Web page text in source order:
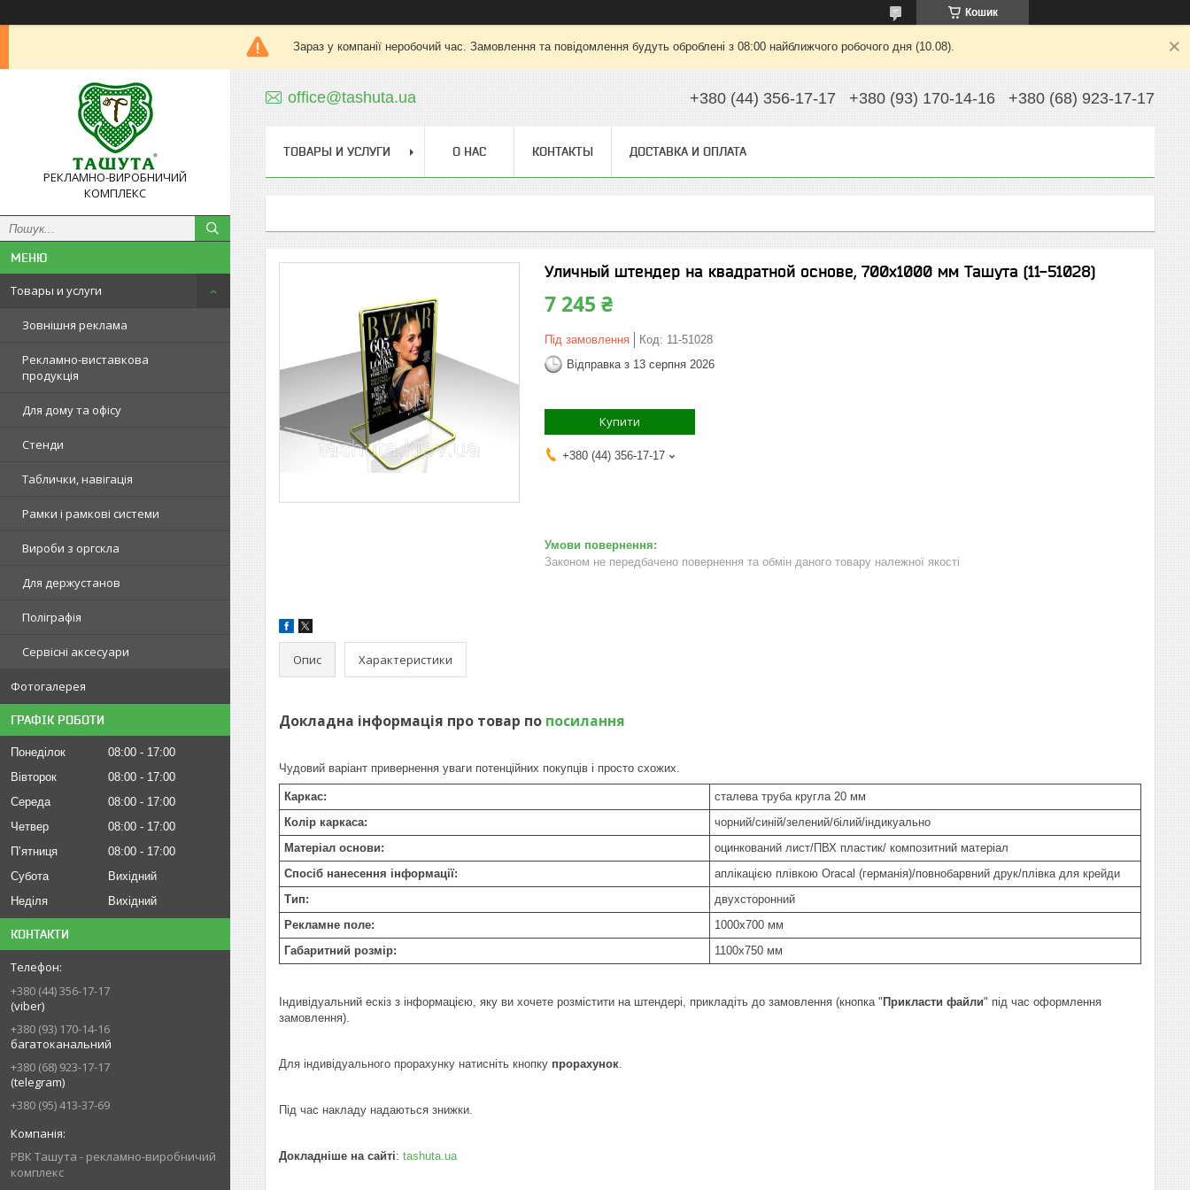
Кошик
Зараз у компанії неробочий час. Замовлення та повідомлення будуть оброблені з 08:00 найближчого робочого дня (10.08).
РЕКЛАМНО-ВИРОБНИЧИЙ
КОМПЛЕКС
Товары и услуги
Зовнішня реклама
Рекламно-виставкова
продукція
Для дому та офісу
Стенди
Таблички, навігація
Рамки і рамкові системи
Вироби з оргскла
Для держустанов
Поліграфія
Сервісні аксесуари
Фотогалерея
ГРАФІК РОБОТИ
Понеділок 08:00
17:00
Вівторок
08:00
17:00
Середа
08:00
17:00
Четвер
08:00
17:00
Пʼятниця
08:00
17:00
Субота
Вихідний
Неділя
Вихідний
КОНТАКТИ
+380 (44) 356-17-17
(viber)
+380 (93) 170-14-16
багатоканальний
+380 (68) 923-17-17
(telegram)
+380 (95) 413-37-69
РВК Ташута - рекламно-виробничий
комплекс
office@tashuta.ua +380 (44) 356-17-17 +380 (93) 170-14-16 +380 (68) 923-17-17
ТОВАРЫ И УСЛУГИ О НАС КОНТАКТЫ ДОСТАВКА И ОПЛАТА
Уличный штендер на квадратной основе, 700х1000 мм Ташута (11-51028)
7 245 ₴
Під замовлення Код: 11-51028
Відправка з 13 серпня 2026
Купити
+380 (44) 356-17-17
Законом не передбачено повернення та обмін даного товару належної якості
Опис Характеристики
Докладна інформація про товар по посилання
Чудовий варіант привернення уваги потенційних покупців і просто схожих.
Каркас:
сталева труба кругла 20 мм
Колір каркаса:
чорний/синій/зелений/білий/індикуально
Матеріал основи:
оцинкований лист/ПВХ пластик/ композитний матеріал
Спосіб нанесення інформації:
аплікацією плівкою Oracal (германія)/повнобарвний друк/плівка для крейди
Тип:
двухсторонний
Рекламне поле:
1000х700 мм
Габаритний розмір:
1100х750 мм
Індивідуальний ескіз з інформацією, яку ви хочете розмістити на штендері, прикладіть до замовлення (кнопка " Прикласти файли" під час оформлення
замовлення).
Для індивідуального прорахунку натисніть кнопку прорахунок.
Під час накладу надаються знижки.
Докладніше на сайті: tashuta.ua